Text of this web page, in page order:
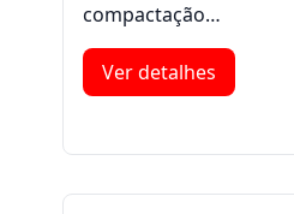
compactação…
Ver detalhes